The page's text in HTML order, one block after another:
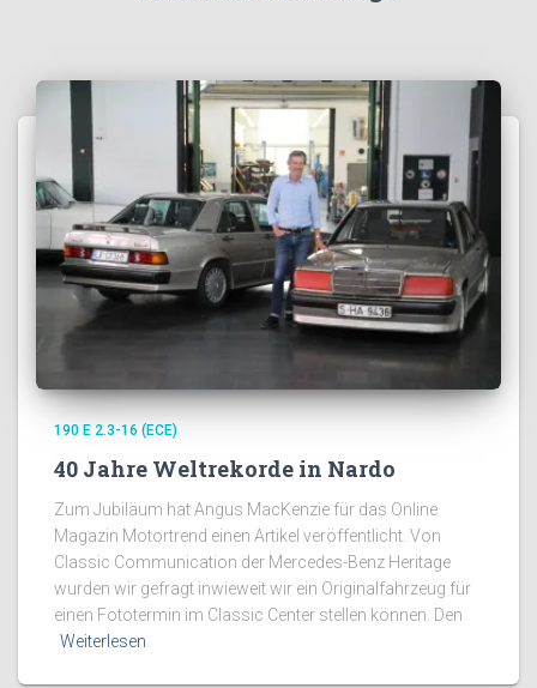
190 E 2.3-16 (ECE)
40 Jahre Weltrekorde in Nardo
Zum Jubiläum hat Angus MacKenzie für das Online
Magazin Motortrend einen Artikel veröffentlicht. Von
Classic Communication der Mercedes-Benz Heritage
wurden wir gefragt inwieweit wir ein Originalfahrzeug für
einen Fototermin im Classic Center stellen können. Den
Weiterlesen